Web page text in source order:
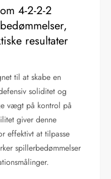
4-2-2-2
resultater
til at skabe en
soliditet og
vægt på kontrol på
giver denne
effektivt at tilpasse
spillerbedømmelser